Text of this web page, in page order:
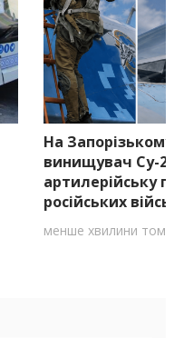
На Запорізькому
винищувач Су-27
артилерійську
російських військ
менше хвилини тому